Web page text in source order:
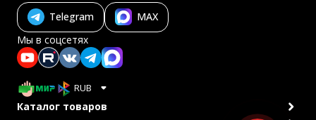
Telegram
MAX
Мы в соцсетях
RUB
Каталог товаров